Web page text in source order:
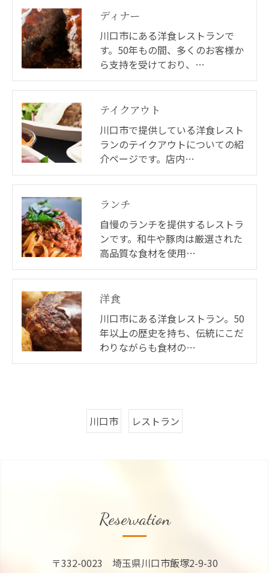
個人情報の開示･訂正･削除・利用停止の具体的手続
きにつきましては、お電話でお問合せ下さい。
ディナー
川口市にある洋食レストランで
す。50年もの間、多くのお客様か
ら支持を受けており、…
テイクアウト
川口市で提供している洋食レスト
ランのテイクアウトについての紹
介ページです。店内…
ランチ
自慢のランチを提供するレストラ
ンです。和牛や豚肉は厳選された
高品質な食材を使用…
洋食
川口市にある洋食レストラン。50
年以上の歴史を持ち、伝統にこだ
わりながらも食材の…
川口市 レストラン
Reservation
〒332-0023 埼玉県川口市飯塚2-9-30